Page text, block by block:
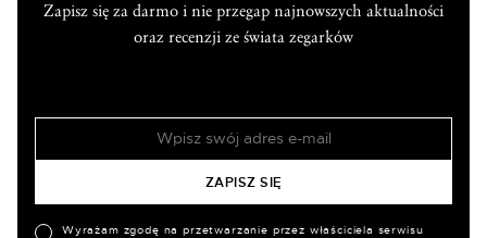
Zapisz się za darmo i nie przegap najnowszych aktualności
oraz recenzji ze świata zegarków
Wyrażam zgodę na przetwarzanie przez właściciela serwisu